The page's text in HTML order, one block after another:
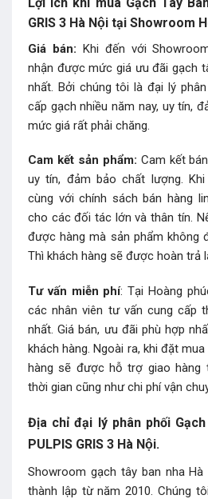
GRIS 3 Hà Nội tại Showroom
Giá bán: Khi đến với
nhận được mức giá ưu đãi gạch
nhất. Bởi chúng tôi là đại lý
cấp gạch nhiều năm nay, uy tín,
mức giá rất phải chăng.
Cam kết sản phẩm: Cam kết
uy tín, đảm bảo chất lượng.
cùng với chính sách bán hàng
cho các đối tác lớn và thân tín.
được hàng mà sản phẩm không
Thì khách hàng sẽ được hoàn trả
Tư vấn miễn phí: Tại Hoàng
các nhân viên tư vấn cung cấp
nhất. Giá bán, ưu đãi phù hợp
khách hàng. Ngoài ra, khi đặt
hàng sẽ được hỗ trợ giao hàng
thời gian cũng như chi phí vận
Địa chỉ đại lý phân phối
PULPIS GRIS 3 Hà Nội.
Showroom gạch tây ban nha
thành lập từ năm 2010. Chúng